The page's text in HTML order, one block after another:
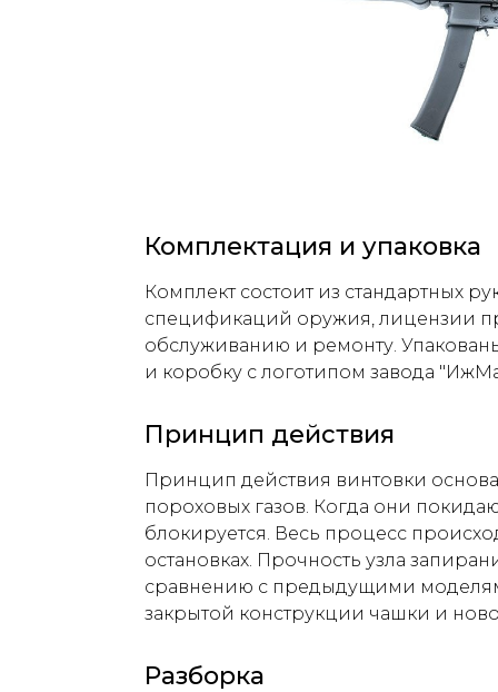
Комплектация и упаковка
Комплект состоит из стандартных
спецификаций оружия, лицензии
обслуживанию и ремонту.
и коробку с логотипом завода
Принцип действия
Принцип действия винтовки
пороховых газов. Когда они
блокируется. Весь процесс
остановках. Прочность узла
сравнению с предыдущими
закрытой конструкции чашки и
Разборка